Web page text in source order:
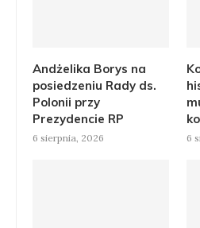
Andżelika Borys na
posiedzeniu Rady ds.
Polonii przy
Prezydencie RP
6 sierpnia, 2026 6